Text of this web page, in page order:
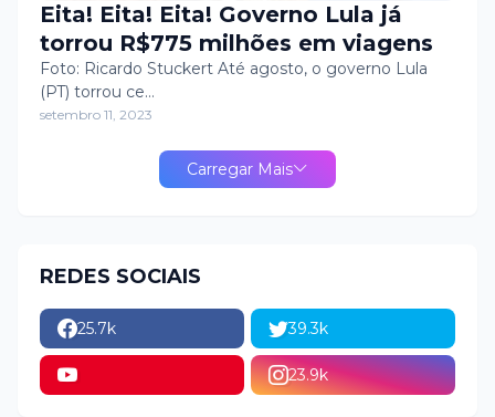
Eita! Eita! Eita! Governo Lula já
torrou R$775 milhões em viagens
Foto: Ricardo Stuckert Até agosto, o governo Lula
(PT) torrou ce…
setembro 11, 2023
Carregar Mais
REDES SOCIAIS
25.7k 39.3k
23.9k